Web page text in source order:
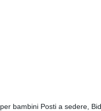
bambini Posti a sedere,